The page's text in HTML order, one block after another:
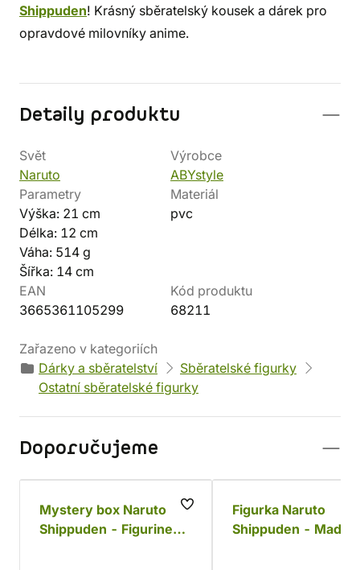
Shippuden! Krásný sběratelský kousek a dárek pro
opravdové milovníky anime.
Detaily produktu
Svět
Naruto
Výrobce
ABYstyle
Parametry
Výška: 21 cm
Délka: 12 cm
Váha: 514 g
Šířka: 14 cm
Materiál
pvc
EAN
3665361105299
Kód produktu
68211
Zařazeno v kategoriích
Dárky a sběratelství
Sběratelské figurky
Ostatní sběratelské figurky
Doporučujeme
Mystery box Naruto
Shippuden - Figurine
Figurka Naruto
Shippuden -